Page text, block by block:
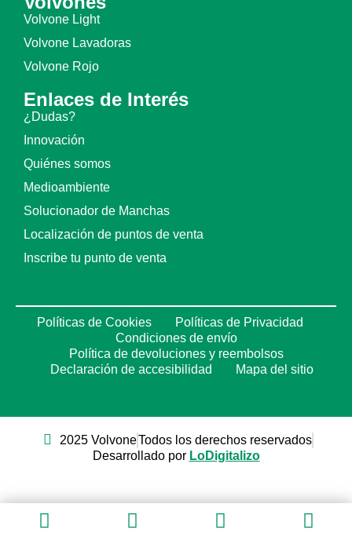
Volvone Light
Volvone Lavadoras
Volvone Rojo
Enlaces de Interés
¿Dudas?
Innovación
Quiénes somos
Medioambiente
Solucionador de Manchas
Localización de puntos de venta
Inscribe tu punto de venta
Políticas de Cookies
Políticas de Privacidad
Condiciones de envío
Política de devoluciones y reembolsos
Declaración de accesibilidad
Mapa del sitio
2025 VolvoneTodos los derechos reservados
Desarrollado por LoDigitalizo